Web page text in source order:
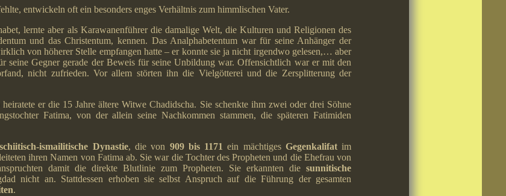
entwickeln oft ein besonders enges Verhältnis zum himmlischen Vater.
lernte aber als Karawanenführer die damalige Welt, die Kulturen und Religionen des
und das Christentum, kennen. Das Analphabetentum war für seine Anhänger der
von höherer Stelle empfangen hatte – er konnte sie ja nicht irgendwo gelesen,… aber
seine Gegner gerade der Beweis für seine Unbildung war. Offensichtlich war er mit den
nicht zufrieden. Vor allem störten ihn die Vielgötterei und die Zersplitterung der
er die 15 Jahre ältere Witwe Chadidscha. Sie schenkte ihm zwei oder drei Söhne
Fatima, von der allein seine Nachkommen stammen, die späteren Fatimiden
schiitisch-ismailitische Dynastie, die von 909 bis 1171 ein mächtiges Gegenkalifatim
ihren Namen von Fatima ab. Sie war die Tochter des Propheten und die Ehefrau von
damit die direkte Blutlinie zum Propheten. Sie erkannten diesunnitische
nicht an. Stattdessen erhoben sie selbst Anspruch auf die Führung der gesamten
.